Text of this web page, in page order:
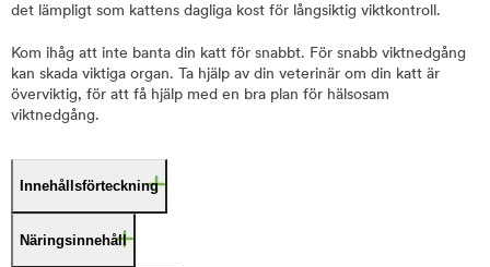
det lämpligt som kattens dagliga kost för långsiktig viktkontroll.
Kom ihåg att inte banta din katt för snabbt. För snabb viktnedgång
kan skada viktiga organ. Ta hjälp av din veterinär om din katt är
överviktig, för att få hjälp med en bra plan för hälsosam
viktnedgång.
Innehållsförteckning
Näringsinnehåll